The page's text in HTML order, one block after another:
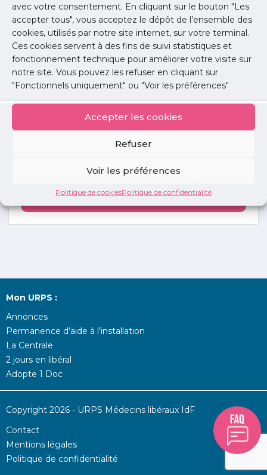
avec votre consentement. En cliquant sur le bouton "Les
accepter tous", vous acceptez le dépôt de l’ensemble des
cookies, utilisés par notre site internet, sur votre terminal.
Ces cookies servent à des fins de suivi statistiques et
fonctionnement technique pour améliorer votre visite sur
notre site. Vous pouvez les refuser en cliquant sur
"Fonctionnels uniquement" ou "Voir les préférences"
Accepter les cookies
Refuser
Voir les préférences
Politique de cookiesPolitique de confidentialité
Publié le : 1 décembre 2023
Partager cet article :
annonces
Mon URPS :
Annonces
Permanence d’aide à l’installation
La Centrale
2 jours en libéral
Adopte 1 Doc
Copyright 2026 - URPS Médecins libéraux IdF
Contact
Mentions légales
Politique de confidentialité